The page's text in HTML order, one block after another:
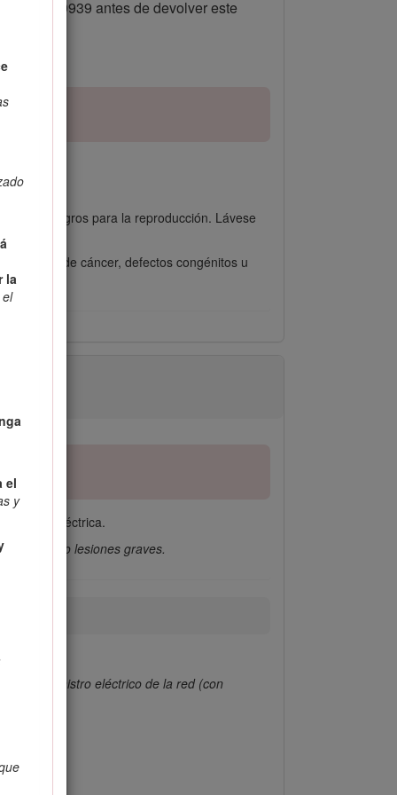
la
el
y
384-9939 antes de devolver este
otros peligros para la reproducción. Lávese
de cáncer, defectos congénitos u
eléctrica.
y/o lesiones graves.
el suministro eléctrico de la red (con